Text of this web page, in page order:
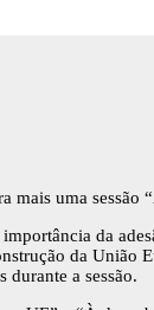
mais uma sessão
da
da
durante a sessão.